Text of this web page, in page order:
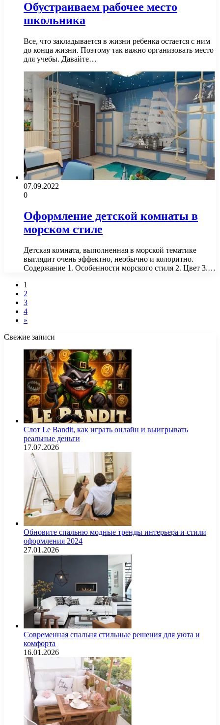
Обустраиваем рабочее место
школьника
Все, что закладывается в жизни ребенка остается с ним
до конца жизни. Поэтому так важно организовать место
для учебы. Давайте…
07.09.2022
0
Оформление детской комнаты в
морском стиле
Детская комната, выполненная в морской тематике
выглядит очень эффектно, необычно и колоритно.
Содержание 1. Особенности морского стиля 2. Цвет 3.…
1
2
3
4
»
Свежие записи
Слот Le Bandit, как играть онлайн и выигрывать
реальные деньги
17.07.2026
Обновите спальню модные тренды интерьера и стили
оформления 2024
27.01.2026
Современная спальня стильные решения для уюта и
комфорта
16.01.2026